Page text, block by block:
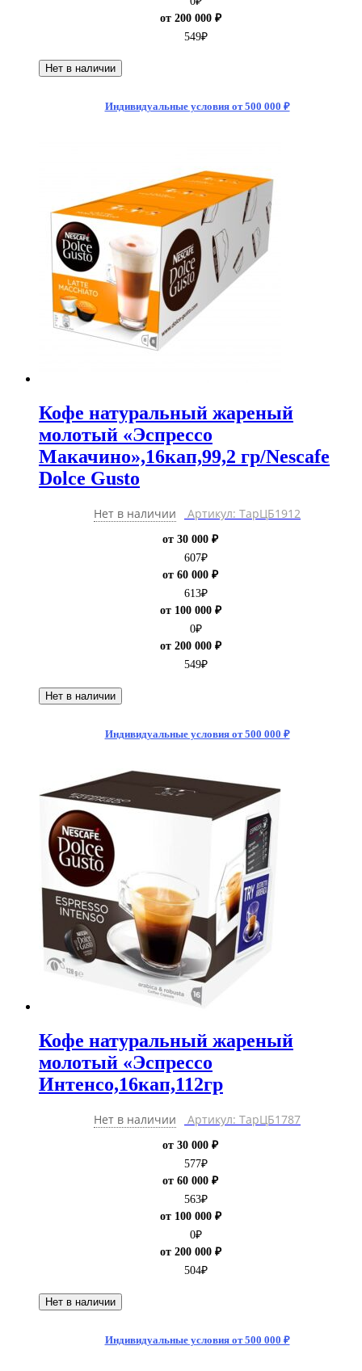
от 200 000 ₽
549₽
Нет в наличии
Индивидуальные условия от 500 000 ₽
Кофе натуральный жареный
молотый «Эспрессо
Макачино»,16кап,99,2 гр/Nescafe
Dolce Gusto
Нет в наличии Артикул: ТарЦБ1912
от 30 000 ₽
607₽
от 60 000 ₽
613₽
от 100 000 ₽
0₽
от 200 000 ₽
549₽
Нет в наличии
Индивидуальные условия от 500 000 ₽
Кофе натуральный жареный
молотый «Эспрессо
Интенсо,16кап,112гр
Нет в наличии Артикул: ТарЦБ1787
от 30 000 ₽
577₽
от 60 000 ₽
563₽
от 100 000 ₽
0₽
от 200 000 ₽
504₽
Нет в наличии
Индивидуальные условия от 500 000 ₽